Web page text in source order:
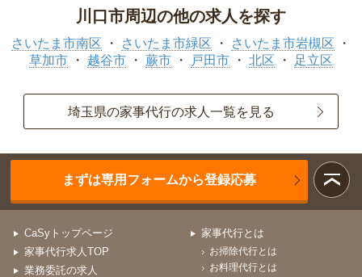
川口市周辺の他の求人を探す
さいたま市南区 さいたま市緑区
さいたま市岩槻区
草加市
越谷市 蕨市 戸田市 北区 足立区
埼玉県の家事代行の求人一覧を見る
まずは専用フォームから登録応募
CaSyトップページ
家事代行求人TOP
業務委託の求人
家事代行とは
お掃除代行とは
お料理代行とは